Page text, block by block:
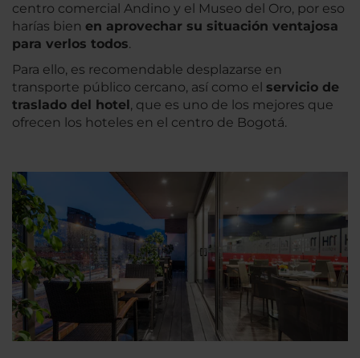
centro comercial Andino y el Museo del Oro, por eso
harías bien en aprovechar su situación ventajosa
para verlos todos.
Para ello, es recomendable desplazarse en
transporte público cercano, así como el servicio de
traslado del hotel, que es uno de los mejores que
ofrecen los hoteles en el centro de Bogotá.